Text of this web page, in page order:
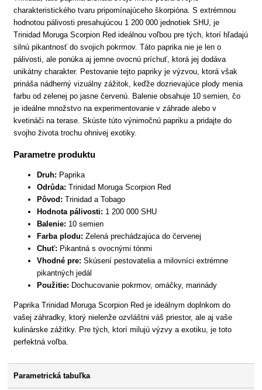
charakteristického tvaru pripomínajúceho škorpióna. S extrémnou
hodnotou pálivosti presahujúcou 1 200 000 jednotiek SHU, je
Trinidad Moruga Scorpion Red ideálnou voľbou pre tých, ktorí hľadajú
silnú pikantnosť do svojich pokrmov. Táto paprika nie je len o
pálivosti, ale ponúka aj jemne ovocnú príchuť, ktorá jej dodáva
unikátny charakter. Pestovanie tejto papriky je výzvou, ktorá však
prináša nádherný vizuálny zážitok, keďže dozrievajúce plody menia
farbu od zelenej po jasne červenú. Balenie obsahuje 10 semien, čo
je ideálne množstvo na experimentovanie v záhrade alebo v
kvetináči na terase. Skúste túto výnimočnú papriku a pridajte do
svojho života trochu ohnivej exotiky.
Parametre produktu
Druh: Paprika
Odrůda: Trinidad Moruga Scorpion Red
Pôvod: Trinidad a Tobago
Hodnota pálivosti: 1 200 000 SHU
Balenie: 10 semien
Farba plodu: Zelená prechádzajúca do červenej
Chuť: Pikantná s ovocnými tónmi
Vhodné pre: Skúsení pestovatelia a milovníci extrémne
pikantných jedál
Použitie: Dochucovanie pokrmov, omáčky, marinády
Paprika Trinidad Moruga Scorpion Red je ideálnym doplnkom do
vašej záhradky, ktorý nielenže ozvláštni váš priestor, ale aj vaše
kulinárske zážitky. Pre tých, ktorí milujú výzvy a exotiku, je toto
perfektná voľba.
Parametrická tabuľka